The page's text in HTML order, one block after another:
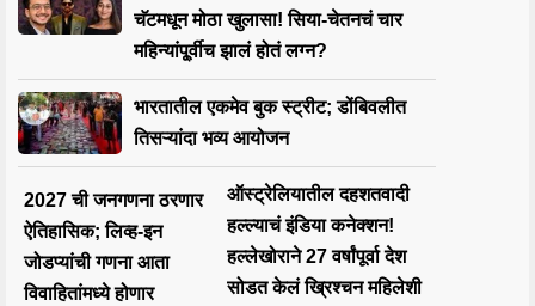
चॅटमधून मोठा खुलासा! सिया-चेतनचं चार
महिन्यांपू्र्वीच झालं होतं लग्न?
भारतातील एकमेव बुक स्ट्रीट; डोंबिवलीत
तिसऱ्यांदा भव्य आयोजन
2027 ची जनगणना ठरणार
ऐतिहासिक; लिव्ह-इन
जोडप्यांची गणना आता
विवाहितांमध्ये होणार
ऑस्ट्रेलियातील दहशतवादी
हल्ल्याचं इंडिया कनेक्शन!
हल्लेखोराने 27 वर्षांपूर्वा देश
सोडत केलं ख्रिश्चन महिलेशी